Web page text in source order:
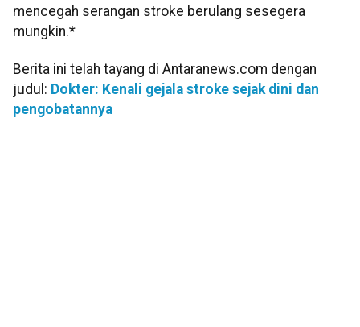
mencegah serangan stroke berulang sesegera
mungkin.*
Berita ini telah tayang di Antaranews.com dengan
judul: Dokter: Kenali gejala stroke sejak dini dan
pengobatannya